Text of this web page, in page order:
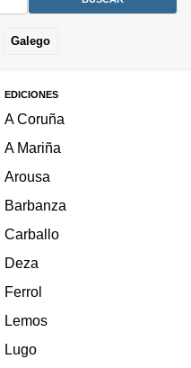
Galego
EDICIONES
A Coruña
A Mariña
Arousa
Barbanza
Carballo
Deza
Ferrol
Lemos
Lugo